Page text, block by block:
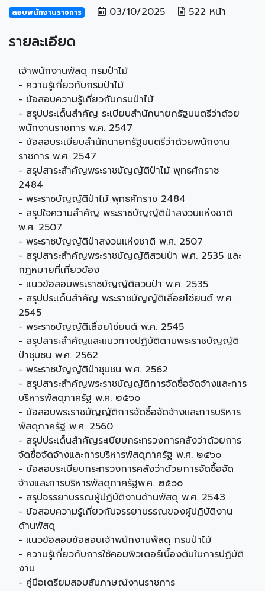
สอบพนักงานราชการ 03/10/2025 522 หน้า
รายละเอียด
เจ้าพนักงานพัสดุ กรมป่าไม้
- ความรู้เกี่ยวกับกรมป่าไม้
- ข้อสอบความรู้เกี่ยวกับกรมป่าไม้
- สรุปประเด็นสำคัญ ระเบียบสำนักนายกรัฐมนตรีว่าด้วย
พนักงานราชการ พ.ศ. 2547
- ข้อสอบระเบียบสำนักนายกรัฐมนตรีว่าด้วยพนักงาน
ราชการ พ.ศ. 2547
- สรุปสาระสำคัญพระราชบัญญัติป่าไม้ พุทธศักราช
2484
- พระราชบัญญัติป่าไม้ พุทธศักราช 2484
- สรุปใจความสำคัญ พระราชบัญญัติป่าสงวนแห่งชาติ
พ.ศ. 2507
- พระราชบัญญัติป่าสงวนแห่งชาติ พ.ศ. 2507
- สรุปสาระสำคัญพระราชบัญญัติสวนป่า พ.ศ. 2535 และ
กฎหมายที่เกี่ยวข้อง
- แนวข้อสอบพระราชบัญญัติสวนป่า พ.ศ. 2535
- สรุปประเด็นสำคัญ พระราชบัญญัติเลื่อยโซ่ยนต์ พ.ศ.
2545
- พระราชบัญญัติเลื่อยโซ่ยนต์ พ.ศ. 2545
- สรุปสาระสำคัญและแนวทางปฏิบัติตามพระราชบัญญัติ
ป่าชุมชน พ.ศ. 2562
- พระราชบัญญัติป่าชุมชน พ.ศ. 2562
- สรุปสาระสำคัญพระราชบัญญัติการจัดซื้อจัดจ้างและการ
บริหารพัสดุภาครัฐ พ.ศ. ๒๕๖๐
- ข้อสอบพระราชบัญญัติการจัดซื้อจัดจ้างและการบริหาร
พัสดุภาครัฐ พ.ศ. 2560
- สรุปประเด็นสำคัญระเบียบกระทรวงการคลังว่าด้วยการ
จัดซื้อจัดจ้างและการบริหารพัสดุภาครัฐ พ.ศ. ๒๕๖๐
- ข้อสอบระเบียบกระทรวงการคลังว่าด้วยการจัดซื้อจัด
จ้างและการบริหารพัสดุภาครัฐพ.ศ. ๒๕๖๐
- สรุปจรรยาบรรณผู้ปฏิบัติงานด้านพัสดุ พ.ศ. 2543
- ข้อสอบความรู้เกี่ยวกับจรรยาบรรณของผู้ปฏิบัติงาน
ด้านพัสดุ
- แนวข้อสอบข้อสอบเจ้าพนักงานพัสดุ กรมป่าไม้
- ความรู้เกี่ยวกับการใช้คอมพิวเตอร์เบื้องต้นในการปฏิบัติ
งาน
- คู่มือเตรียมสอบสัมภาษณ์งานราชการ